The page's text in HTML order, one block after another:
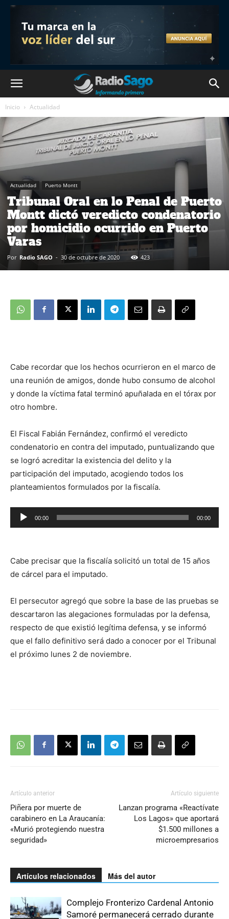
Inicio Actualidad
Actualidad Puerto Montt
Tribunal Oral en lo Penal de Puerto
Montt dictó veredicto condenatorio
por homicidio ocurrido en Puerto
Varas
Por Radio SAGO - 30 de octubre de 2020 423
Cabe recordar que los hechos ocurrieron en el marco de
una reunión de amigos, donde hubo consumo de alcohol
y donde la víctima fatal terminó apuñalada en el tórax por
otro hombre.
El Fiscal Fabián Fernández, confirmó el veredicto
condenatorio en contra del imputado, puntualizando que
se logró acreditar la existencia del delito y la
participación del imputado, acogiendo todos los
planteamientos formulados por la fiscalía.
Reproductor
de
00:00 00:00
Cabe precisar que la fiscalía solicitó un total de 15 años
de cárcel para el imputado.
El persecutor agregó que sobre la base de las pruebas se
descartaron las alegaciones formuladas por la defensa,
respecto de que existió legítima defensa, y se informó
que el fallo definitivo será dado a conocer por el Tribunal
el próximo lunes 2 de noviembre.
Artículo anterior
Piñera por muerte de
carabinero en La Araucanía:
«Murió protegiendo nuestra
seguridad»
Artículo siguiente
Lanzan programa «Reactívate
Los Lagos» que aportará
$1.500 millones a
microempresarios
Artículos relacionados Más del autor
Complejo Fronterizo Cardenal Antonio
Samoré permanecerá cerrado durante